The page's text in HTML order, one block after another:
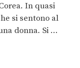
In quasi
si sentono al
donna. Si …